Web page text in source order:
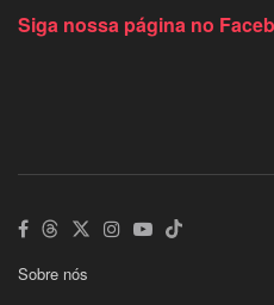
Siga nossa página no
Sobre nós